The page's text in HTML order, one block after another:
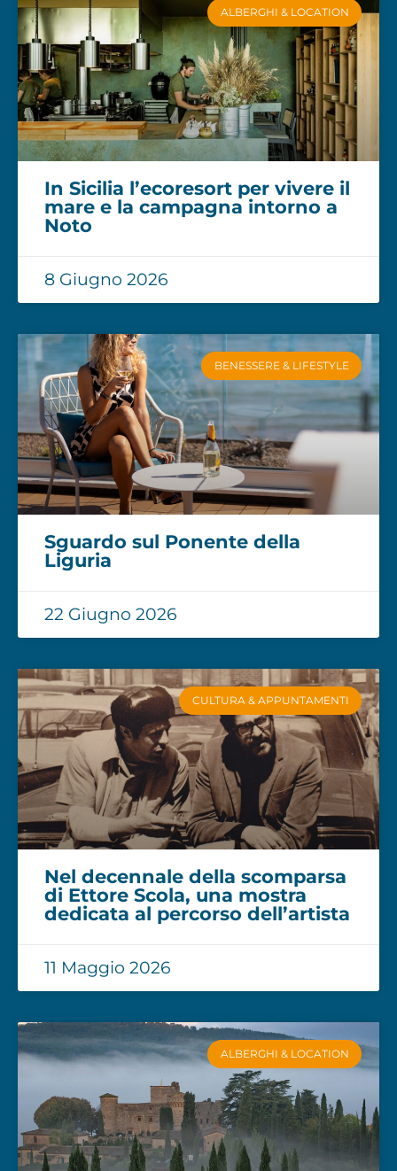
ALBERGHI & LOCATION
In Sicilia l’ecoresort per vivere il
mare e la campagna intorno a
Noto
8 Giugno 2026
BENESSERE & LIFESTYLE
Sguardo sul Ponente della
Liguria
22 Giugno 2026
CULTURA & APPUNTAMENTI
Nel decennale della scomparsa
di Ettore Scola, una mostra
dedicata al percorso dell’artista
11 Maggio 2026
ALBERGHI & LOCATION